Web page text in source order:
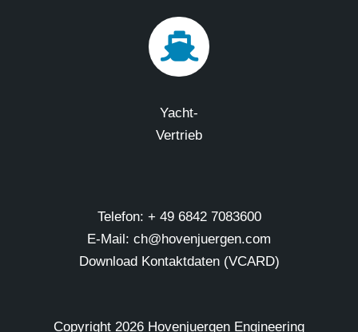
Yacht-
Vertrieb
Telefon: + 49 6842 7083600
E-Mail: ch@hovenjuergen.com
Download Kontaktdaten (VCARD)
Copyright 2026 Hovenjuergen Engineering